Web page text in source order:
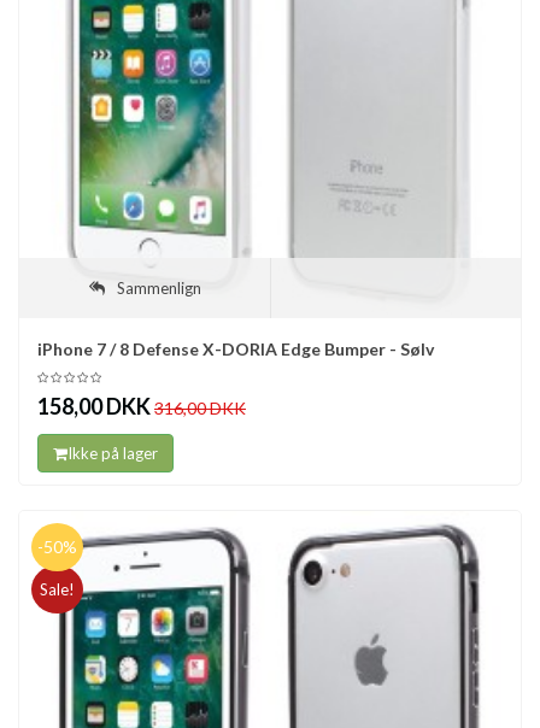
Sammenlign
iPhone 7 / 8 Defense X-DORIA Edge Bumper - Sølv
158,00 DKK316,00 DKK
Ikke på lager
-50%
Sale!